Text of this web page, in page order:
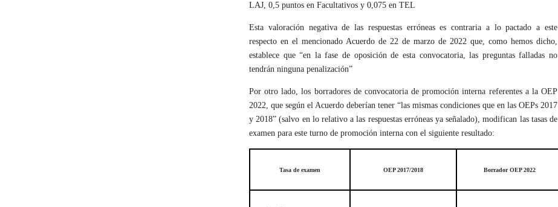
LAJ, 0,5 puntos en Facultativos y 0,075 en TEL
Esta valoración negativa de las respuestas erróneas es contraria a lo pactado a este
respecto en el mencionado Acuerdo de 22 de marzo de 2022 que, como hemos dicho,
establece que “en la fase de oposición de esta convocatoria, las preguntas falladas no
tendrán ninguna penalización”
Por otro lado, los borradores de convocatoria de promoción interna referentes a la OEP
2022, que según el Acuerdo deberían tener “las mismas condiciones que en las OEPs 2017
y 2018” (salvo en lo relativo a las respuestas erróneas ya señalado), modifican las tasas de
examen para este turno de promoción interna con el siguiente resultado:
Tasa de examen OEP 2017/2018 Borrador OEP 2022